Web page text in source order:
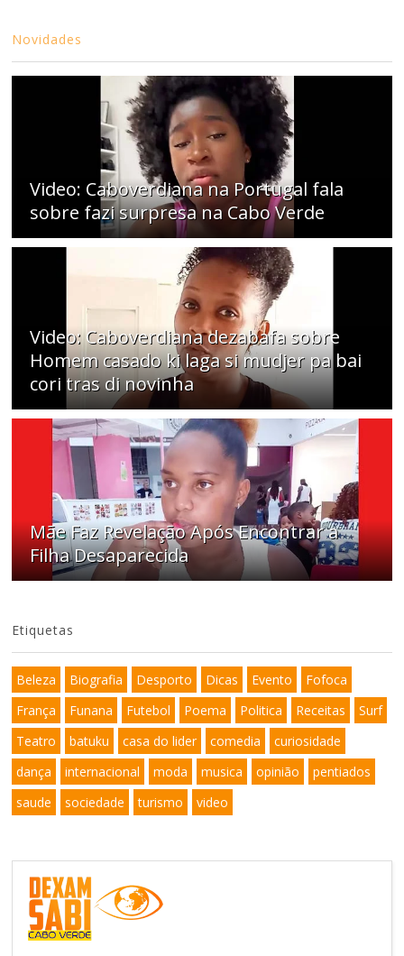
Novidades
Video: Caboverdiana na Portugal fala
sobre fazi surpresa na Cabo Verde
Video: Caboverdiana dezabafa sobre
Homem casado ki laga si mudjer pa bai
cori tras di novinha
Mãe Faz Revelação Após Encontrar a
Filha Desaparecida
Etiquetas
Beleza Biografia Desporto Dicas Evento
Fofoca
França
Funana Futebol Poema Politica Receitas
Surf
Teatro
batuku casa do lider comedia
curiosidade
dança
internacional moda musica opinião
pentiados
saude
sociedade turismo video